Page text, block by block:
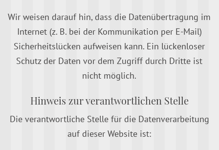
Wir weisen darauf hin, dass die Datenübertragung im
Internet (z. B. bei der Kommunikation per E-Mail)
Sicherheitslücken aufweisen kann. Ein lückenloser
Schutz der Daten vor dem Zugriff durch Dritte ist
nicht möglich.
Hinweis zur verantwortlichen Stelle
Die verantwortliche Stelle für die Datenverarbeitung
auf dieser Website ist: